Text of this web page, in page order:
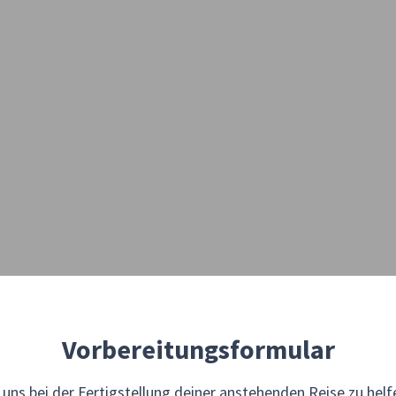
Vorbereitungsformular